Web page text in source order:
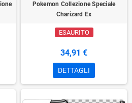
Pokemon Collezione Speciale
Charizard Ex
ESAURITO
34,91 €
DETTAGLI